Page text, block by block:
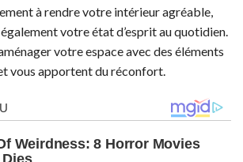
à rendre votre intérieur agréable,
votre état d’esprit au quotidien.
votre espace avec des éléments
vous apportent du réconfort.